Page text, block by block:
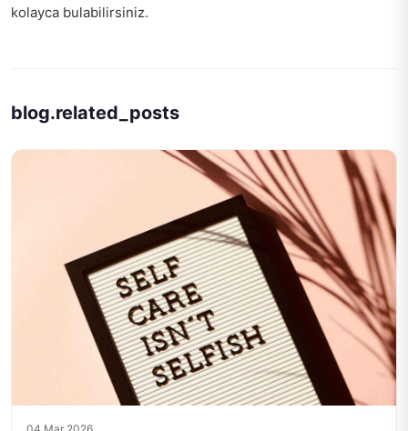
kolayca bulabilirsiniz.
blog.related_posts